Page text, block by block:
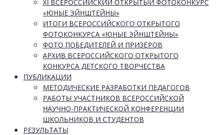
XI ВСЕРОССИЙСКИЙ ОТКРЫТЫЙ ФОТОКОНКУРС
«ЮНЫЕ ЭЙНШТЕЙНЫ»
ИТОГИ ВСЕРОССИЙСКОГО ОТКРЫТОГО
ФОТОКОНКУРСА «ЮНЫЕ ЭЙНШТЕЙНЫ»
ФОТО ПОБЕДИТЕЛЕЙ И ПРИЗЁРОВ
АРХИВ ВСЕРОССИЙСКОГО ОТКРЫТОГО
КОНКУРСА ДЕТСКОГО ТВОРЧЕСТВА
ПУБЛИКАЦИИ
МЕТОДИЧЕСКИЕ РАЗРАБОТКИ ПЕДАГОГОВ
РАБОТЫ УЧАСТНИКОВ ВСЕРОССИЙСКОЙ
НАУЧНО-ПРАКТИЧЕСКОЙ КОНФЕРЕНЦИИ
ШКОЛЬНИКОВ И СТУДЕНТОВ
РЕЗУЛЬТАТЫ